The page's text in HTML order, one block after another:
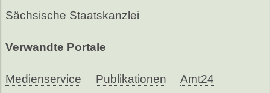
Sächsische Staatskanzlei
Verwandte Portale
Medienservice Publikationen Amt24